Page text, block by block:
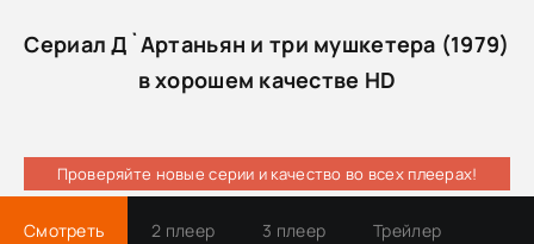
Сериал Д`Артаньян и три мушкетера (1979)
в хорошем качестве HD
Проверяйте новые серии и качество во всех плеерах!
Смотреть 2 плеер 3 плеер Трейлер